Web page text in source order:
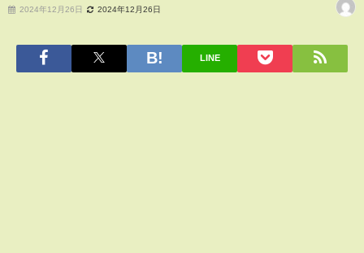
2024年12月26日 2024年12月26日
LINE